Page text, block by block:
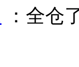
：全仓